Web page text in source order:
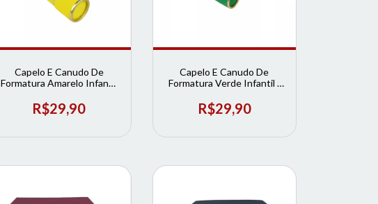
Capelo E Canudo De
Formatura Amarelo Infantil
R$29,90
Capelo E Canudo De
Formatura Verde Infantil |
R$29,90